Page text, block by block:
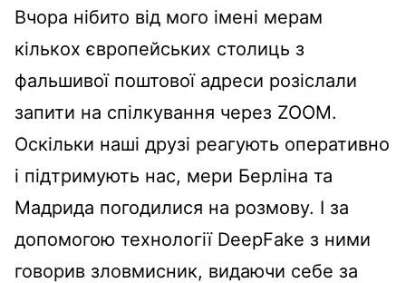
Вчора нібито від мого імені мерам
кількох європейських столиць з
фальшивої поштової адреси розіслали
запити на спілкування через ZOOM.
Оскільки наші друзі реагують оперативно
і підтримують нас, мери Берліна та
Мадрида погодилися на розмову. І за
допомогою технології DeepFake з ними
говорив зловмисник, видаючи себе за